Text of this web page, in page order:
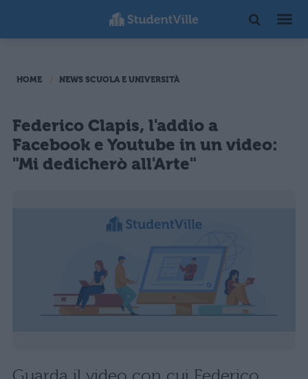
HOME NEWS SCUOLA E UNIVERSITÀ
Federico Clapis, l'addio a
Facebook e Youtube in un video:
"Mi dedicherò all'Arte"